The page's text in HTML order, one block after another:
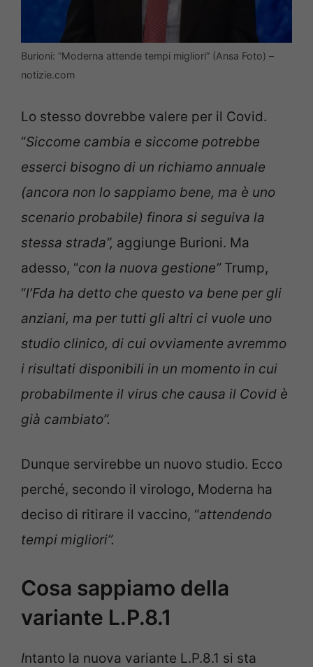
Burioni: “Moderna attende tempi migliori” (Ansa Foto) –
notizie.com
Lo stesso dovrebbe valere per il Covid.
“Siccome cambia e siccome potrebbe
esserci bisogno di un richiamo annuale
(ancora non lo sappiamo bene, ma è uno
scenario probabile) finora si seguiva la
stessa strada”, aggiunge Burioni. Ma
adesso, “con la nuova gestione” Trump,
“l’Fda ha detto che questo va bene per gli
anziani, ma per tutti gli altri ci vuole uno
studio clinico, di cui ovviamente avremmo
i risultati disponibili in un momento in cui
probabilmente il virus che causa il Covid è
già cambiato”.
Dunque servirebbe un nuovo studio. Ecco
perché, secondo il virologo, Moderna ha
deciso di ritirare il vaccino, “attendendo
tempi migliori”.
Cosa sappiamo della
variante L.P.8.1
Intanto la nuova variante L.P.8.1 si sta